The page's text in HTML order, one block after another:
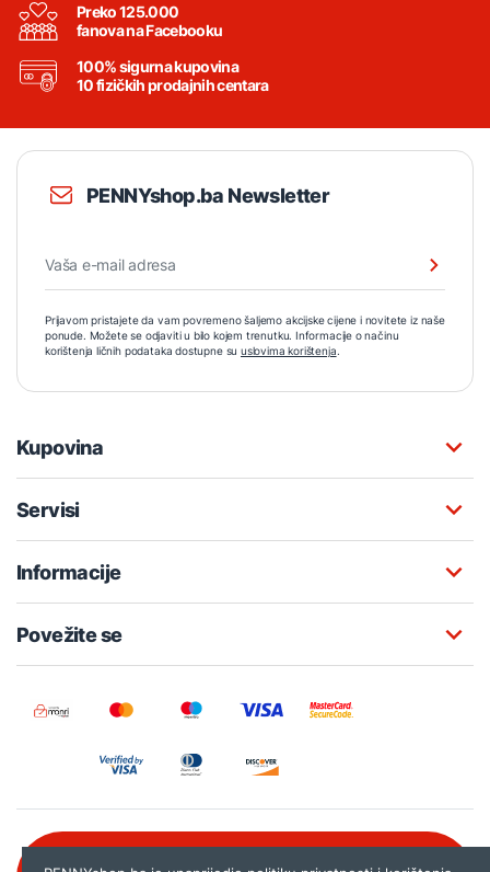
Preko 125.000
fanova na Facebooku
100% sigurna kupovina
10 fizičkih prodajnih centara
PENNYshop.ba Newsletter
Prijavom pristajete da vam povremeno šaljemo akcijske cijene i novitete iz naše
ponude. Možete se odjaviti u bilo kojem trenutku. Informacije o načinu
korištenja ličnih podataka dostupne su uslovima korištenja.
Kupovina
Servisi
Informacije
Povežite se